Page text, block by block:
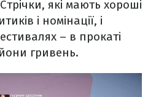
які мають хороші
і номінації, і
– в прокаті
гривень.